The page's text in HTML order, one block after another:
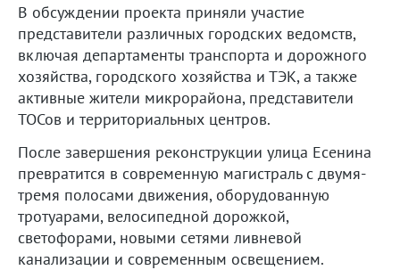
В обсуждении проекта приняли участие
представители различных городских ведомств,
включая департаменты транспорта и дорожного
хозяйства, городского хозяйства и ТЭК, а также
активные жители микрорайона, представители
ТОСов и территориальных центров.
После завершения реконструкции улица Есенина
превратится в современную магистраль с двумя-
тремя полосами движения, оборудованную
тротуарами, велосипедной дорожкой,
светофорами, новыми сетями ливневой
канализации и современным освещением.